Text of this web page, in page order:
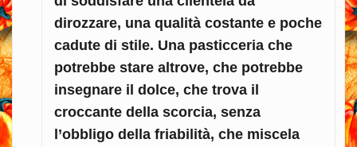
dirozzare, una qualità costante e poche
cadute di stile. Una pasticceria che
potrebbe stare altrove, che potrebbe
insegnare il dolce, che trova il
croccante della scorcia, senza
l’obbligo della friabilità, che miscela